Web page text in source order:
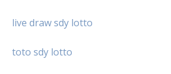
live draw sdy lotto
toto sdy lotto